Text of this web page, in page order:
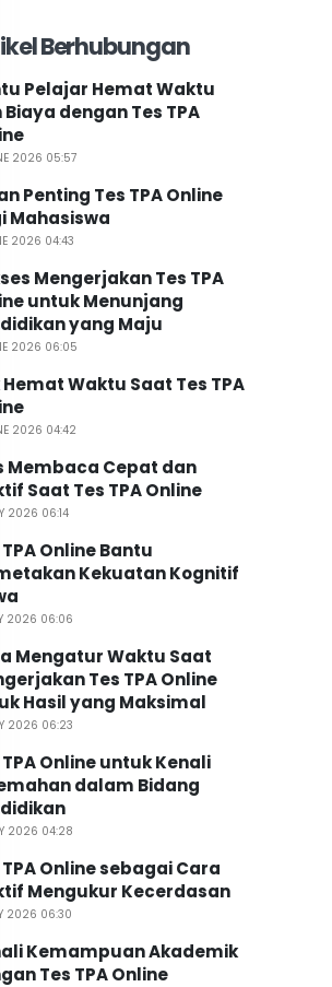
Berhubungan
Pelajar Hemat Waktu
Biaya dengan Tes TPA
2026 05:57
Penting Tes TPA Online
Mahasiswa
2026 04:43
Mengerjakan Tes TPA
untuk Menunjang
yang Maju
2026 06:05
Hemat Waktu Saat Tes TPA
2026 04:42
Membaca Cepat dan
Saat Tes TPA Online
2026 06:14
Online Bantu
Kekuatan Kognitif
2026 06:06
Mengatur Waktu Saat
Tes TPA Online
Hasil yang Maksimal
2026 06:23
TPA Online untuk Kenali
dalam Bidang
2026 04:28
TPA Online sebagai Cara
Mengukur Kecerdasan
2026 06:30
Kemampuan Akademik
Tes TPA Online